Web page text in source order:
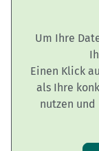
Um Ihre
Einen Klick
als Ihre
nutzen